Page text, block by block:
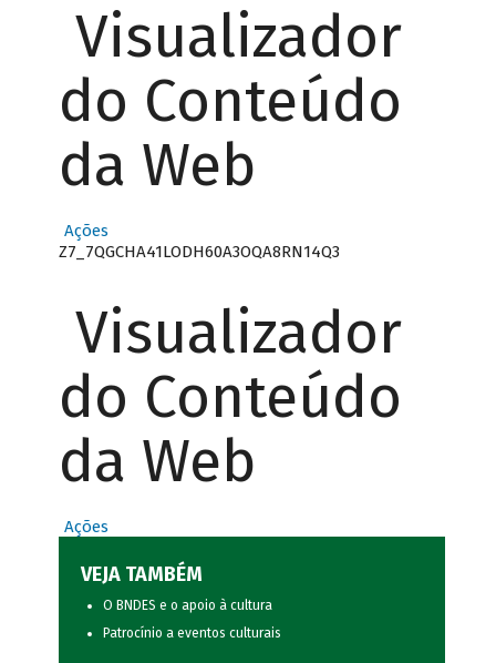
Visualizador
do Conteúdo
da Web
Ações
Z7_7QGCHA41LODH60A3OQA8RN14Q3
Visualizador
do Conteúdo
da Web
Ações
VEJA TAMBÉM
O BNDES e o apoio à cultura
Patrocínio a eventos culturais